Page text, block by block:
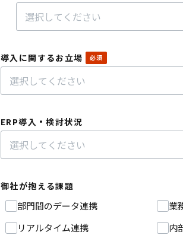
導入に関するお立場
ERP導入・検討状況
御社が抱える課題
部門間のデータ連携
業
リアルタイム連携
内